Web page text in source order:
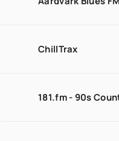
ChillTrax
181.fm - 90s